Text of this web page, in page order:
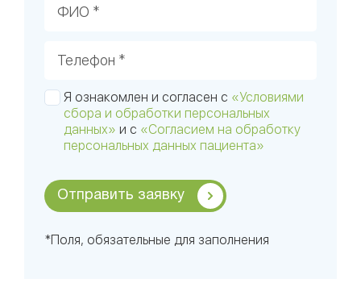
ФИО *
Телефон *
Я ознакомлен и согласен с «Условиями
сбора и обработки персональных
данных» и с «Согласием на обработку
персональных данных пациента»
Отправить заявку
*Поля, обязательные для заполнения